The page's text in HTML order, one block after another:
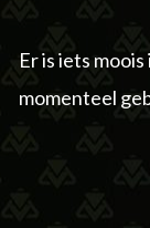
Er is iets
momenteel